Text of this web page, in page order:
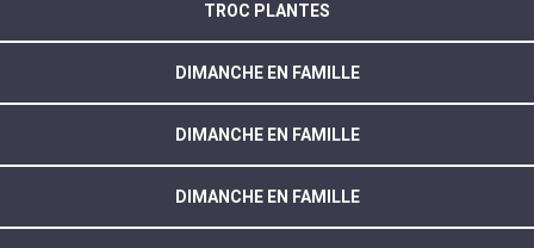
TROC PLANTES
DIMANCHE EN FAMILLE
DIMANCHE EN FAMILLE
DIMANCHE EN FAMILLE